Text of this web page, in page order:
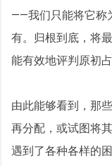
——我们只能将它称
有。归根到底，将
能有效地评判原初
由此能够看到，那
再分配，或试图将
遇到了各种各样的